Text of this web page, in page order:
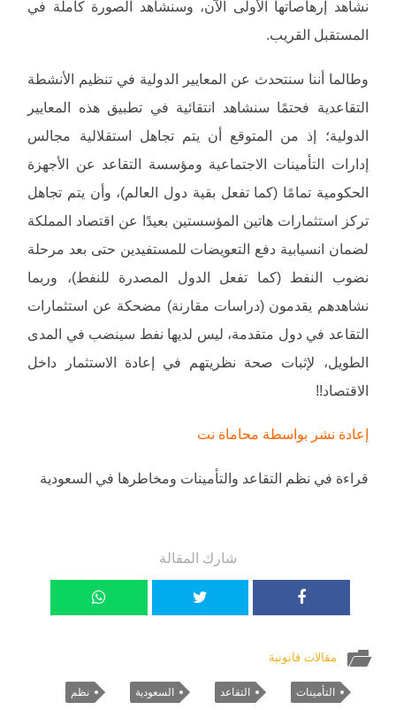
نشاهد إرهاصاتها الأولى الآن، وسنشاهد الصورة كاملة في
المستقبل القريب.
وطالما أننا سنتحدث عن المعايير الدولية في تنظيم الأنشطة
التقاعدية فحتمًا سنشاهد انتقائية في تطبيق هذه المعايير
الدولية؛ إذ من المتوقع أن يتم تجاهل استقلالية مجالس
إدارات التأمينات الاجتماعية ومؤسسة التقاعد عن الأجهزة
الحكومية تمامًا (كما تفعل بقية دول العالم)، وأن يتم تجاهل
تركز استثمارات هاتين المؤسستين بعيدًا عن اقتصاد المملكة
لضمان انسيابية دفع التعويضات للمستفيدين حتى بعد مرحلة
نضوب النفط (كما تفعل الدول المصدرة للنفط)، وربما
نشاهدهم يقدمون (دراسات مقارنة) مضحكة عن استثمارات
التقاعد في دول متقدمة، ليس لديها نفط سينضب في المدى
الطويل، لإثبات صحة نظريتهم في إعادة الاستثمار داخل
الاقتصاد!!
إعادة نشر بواسطة محاماة نت
قراءة في نظم التقاعد والتأمينات ومخاطرها في السعودية
شارك المقالة
مقالات قانونية
التأمينات التقاعد السعودية نظم